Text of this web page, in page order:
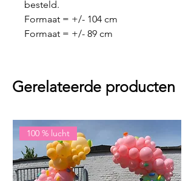
besteld.
Formaat = +/- 104 cm
Formaat = +/- 89 cm
Gerelateerde producten
100 % lucht